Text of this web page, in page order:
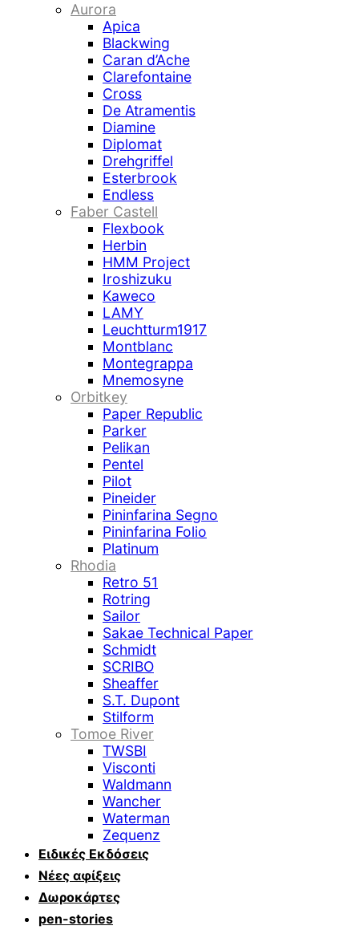
Aurora
Apica
Blackwing
Caran d’Ache
Clarefontaine
Cross
De Atramentis
Diamine
Diplomat
Drehgriffel
Esterbrook
Endless
Faber Castell
Flexbook
Herbin
HMM Project
Iroshizuku
Kaweco
LAMY
Leuchtturm1917
Montblanc
Montegrappa
Mnemosyne
Orbitkey
Paper Republic
Parker
Pelikan
Pentel
Pilot
Pineider
Pininfarina Segno
Pininfarina Folio
Platinum
Rhodia
Retro 51
Rotring
Sailor
Sakae Technical Paper
Schmidt
SCRIBO
Sheaffer
S.T. Dupont
Stilform
Tomoe River
TWSBI
Visconti
Waldmann
Wancher
Waterman
Zequenz
Ειδικές Εκδόσεις
Νέες αφίξεις
Δωροκάρτες
pen-stories